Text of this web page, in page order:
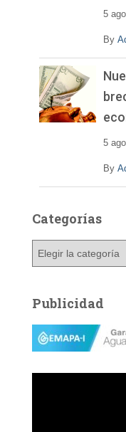
5
By
5
By
Categorías
g
o
a
Publicidad